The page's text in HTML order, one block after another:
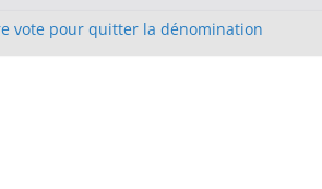
vote pour quitter la dénomination
en l’Eglise Méthodiste de Cobaya en
DE COTE D’IVOIRE
sites de l’enquête de
sur l’utilisation des antibiotiques :
de superviseurs formés